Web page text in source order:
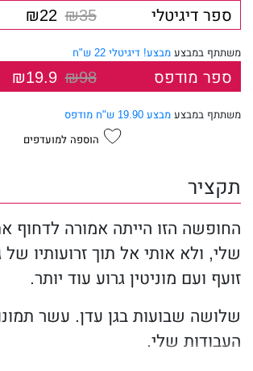
ספר דיגיטלי ₪35
₪22
משתתף במבצע מבצע! דיגיטלי 22 ש"ח
ספר מודפס ₪98
₪19.9
משתתף במבצע מבצע 19.90 ש"ח מודפס
הוספה למועדפים
תקציר
החופשה הזו הייתה אמורה לדחוף
שלי, ולא אותי אל תוך זרועותיו
זועף ועם מוניטין גרוע עוד יותר.
שלושה שבועות בגן עדן. עשר
העבודות שלי.